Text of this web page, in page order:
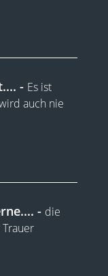
Es ist
auch nie
die